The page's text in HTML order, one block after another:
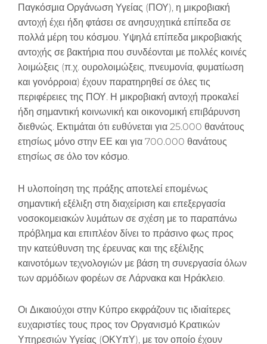
Παγκόσμια Οργάνωση Υγείας (ΠΟΥ), η μικροβιακή
αντοχή έχει ήδη φτάσει σε ανησυχητικά επίπεδα σε
πολλά μέρη του κόσμου. Υψηλά επίπεδα μικροβιακής
αντοχής σε βακτήρια που συνδέονται με πολλές κοινές
λοιμώξεις (π.χ. ουρολοιμώξεις, πνευμονία, φυματίωση
και γονόρροια) έχουν παρατηρηθεί σε όλες τις
περιφέρειες της ΠΟΥ. Η μικροβιακή αντοχή προκαλεί
ήδη σημαντική κοινωνική και οικονομική επιβάρυνση
διεθνώς. Εκτιμάται ότι ευθύνεται για 25.000 θανάτους
ετησίως μόνο στην ΕΕ και για 700.000 θανάτους
ετησίως σε όλο τον κόσμο.
Η υλοποίηση της πράξης αποτελεί επομένως
σημαντική εξέλιξη στη διαχείριση και επεξεργασία
νοσοκομειακών λυμάτων σε σχέση με το παραπάνω
πρόβλημα και επιπλέον δίνει το πράσινο φως προς
την κατεύθυνση της έρευνας και της εξέλιξης
καινοτόμων τεχνολογιών με βάση τη συνεργασία όλων
των αρμόδιων φορέων σε Λάρνακα και Ηράκλειο.
Οι Δικαιούχοι στην Κύπρο εκφράζουν τις ιδιαίτερες
ευχαριστίες τους προς τον Οργανισμό Κρατικών
Υπηρεσιών Υγείας (ΟΚΥπΥ), με τον οποίο έχουν